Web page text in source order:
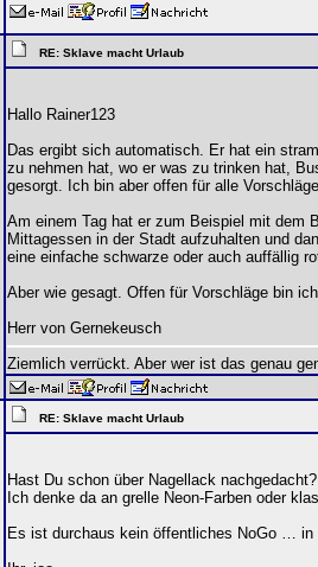
RE: Sklave macht Urlaub
Hallo Rainer123
Das ergibt sich automatisch. Er hat ein
zu nehmen hat, wo er was zu trinken hat,
gesorgt. Ich bin aber offen für alle
Am einem Tag hat er zum Beispiel mit dem
Mittagessen in der Stadt aufzuhalten und
eine einfache schwarze oder auch auffällig
Aber wie gesagt. Offen für Vorschläge bin
Herr von Gernekeusch
Ziemlich verrückt. Aber wer ist das genau
RE: Sklave macht Urlaub
Hast Du schon über Nagellack nachgedacht?
Ich denke da an grelle Neon-Farben oder
Es ist durchaus kein öffentliches NoGo … in